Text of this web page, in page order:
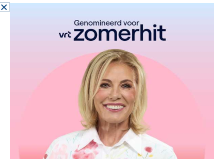
Als nooit tevoren
Ik zie in de ogen hoop geloof en liefde
En al een vonkje vertrouwen
Duizend mooie dromen
Heb ik diep in mij bewaard
Ik wil ze uit zien komen
Ze raken nooit verjaard
Een van die stille beden
Is gehuld in hemelsblauw
Haar lieve naam is vrede
Voor iedereen en jou